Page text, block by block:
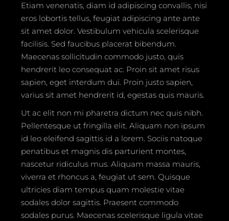
Etiam venenatis, diam id adipiscing convallis, nisi
eros lobortis tellus, feugiat adipiscing ante ante
sit amet dolor. Vestibulum vehicula scelerisque
facilisis. Sed faucibus placerat bibendum.
Maecenas sollicitudin commodo justo, quis
hendrerit leo consequat ac. Proin sit amet risus
sapien, eget interdum dui. Proin justo sapien,
varius sit amet hendrerit id, egestas quis mauris.
Ut ac elit non mi pharetra dictum nec quis nibh.
Pellentesque ut fringilla elit. Aliquam non ipsum
id leo eleifend sagittis id a lorem. Sociis natoque
penatibus et magnis dis parturient montes,
nascetur ridiculus mus. Aliquam massa mauris,
viverra et rhoncus a, feugiat ut sem. Quisque
ultricies diam tempus quam molestie vitae
sodales dolor sagittis. Praesent commodo
sodales purus. Maecenas scelerisque ligula vitae